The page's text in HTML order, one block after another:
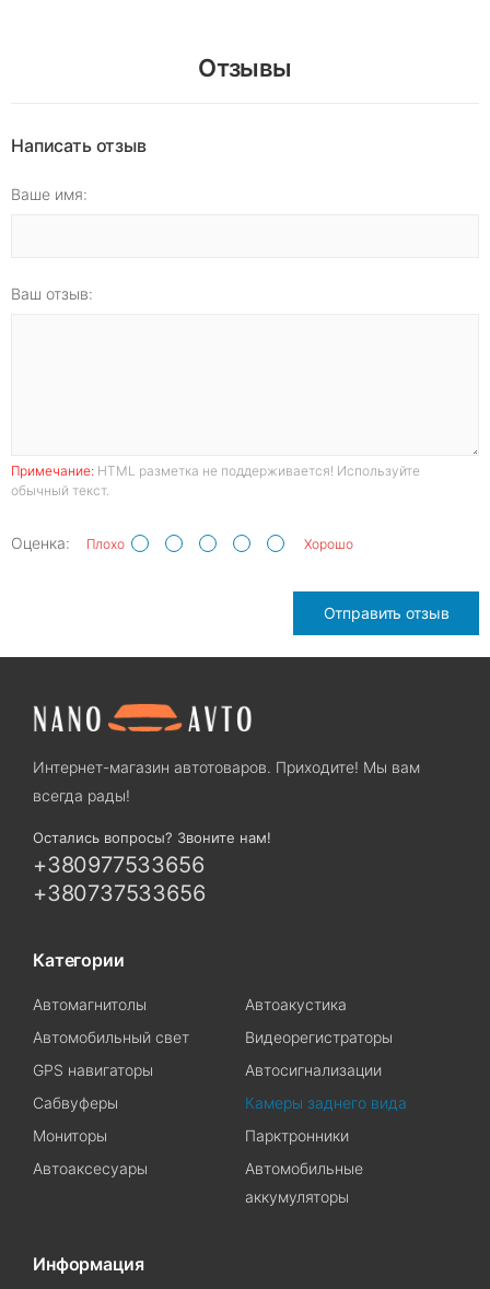
Отзывы
Написать отзыв
Ваше имя:
Ваш отзыв:
Примечание: HTML разметка не поддерживается! Используйте
обычный текст.
Оценка: Плохо Хорошо
Отправить отзыв
Интернет-магазин автотоваров. Приходите! Мы вам
всегда рады!
Остались вопросы? Звоните нам!
+380977533656
+380737533656
Категории
Автомагнитолы
Автоакустика
Автомобильный свет
Видеорегистраторы
GPS навигаторы
Автосигнализации
Сабвуферы
Камеры заднего вида
Мониторы
Парктронники
Автоаксесуары
Автомобильные
аккумуляторы
Информация